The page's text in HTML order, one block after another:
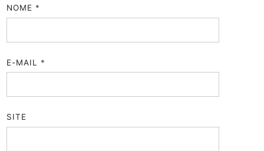
NOME *
E-MAIL *
SITE